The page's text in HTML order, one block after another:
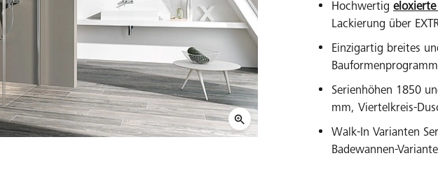
Hochwertig
Lackierung über
Einzigartig breites
Serienhöhen 1850
mm, Viertelkreis-
Walk-In Varianten
Badewannen-